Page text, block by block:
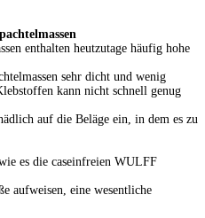
enthalten heutzutage häufig hohe
sehr dicht und wenig
kann nicht schnell genug
auf die Beläge ein, in dem es zu
es die caseinfreien WULFF
aufweisen, eine wesentliche